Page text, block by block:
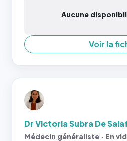
Aucune
Voir la
Dr Victoria Subra De
Médecin généraliste · En